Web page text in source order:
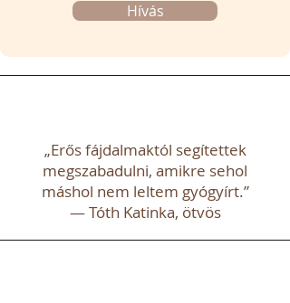
Hívás
„Erős fájdalmaktól segítettek
megszabadulni, amikre sehol
máshol nem leltem gyógyírt.”
— Tóth Katinka, ötvös